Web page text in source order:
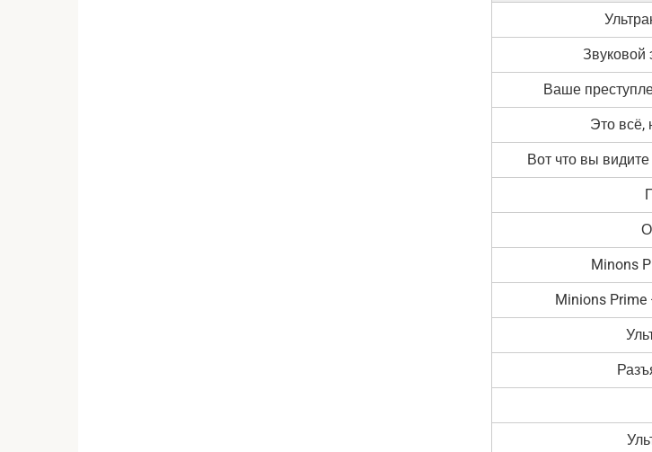
Звуковой
Ваше
Это всё,
Вот что вы
Minons
Minions Prime